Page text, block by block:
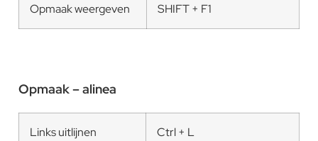
Opmaak weergeven SHIFT + F1
Opmaak – alinea
Links uitlijnen Ctrl + L